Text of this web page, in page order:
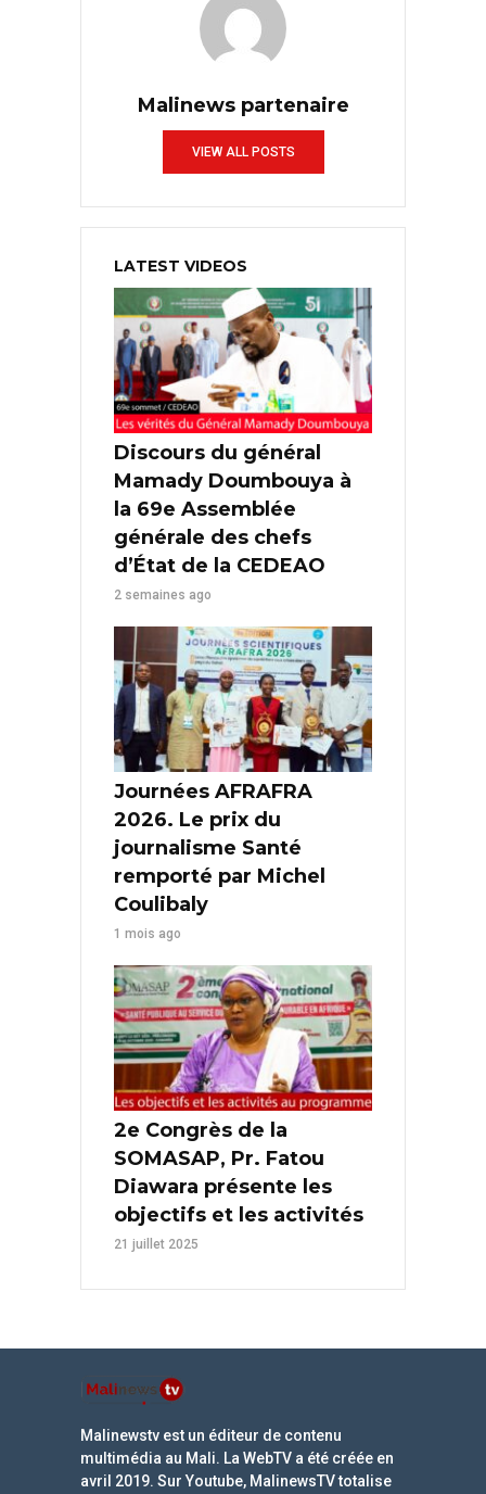
Malinews partenaire
VIEW ALL POSTS
LATEST VIDEOS
Discours du général
Mamady Doumbouya à
la 69e Assemblée
générale des chefs
d’État de la CEDEAO
2 semaines ago
Journées AFRAFRA
2026. Le prix du
journalisme Santé
remporté par Michel
Coulibaly
1 mois ago
2e Congrès de la
SOMASAP, Pr. Fatou
Diawara présente les
objectifs et les activités
21 juillet 2025
Malinewstv est un éditeur de contenu
multimédia au Mali. La WebTV a été créée en
avril 2019. Sur Youtube, MalinewsTV totalise